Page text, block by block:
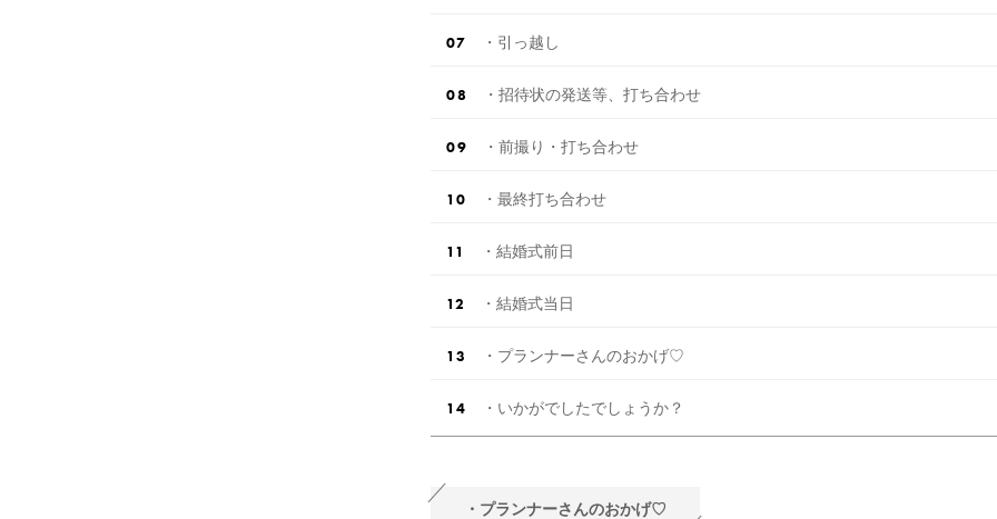
・引っ越し
・招待状の発送等、打ち合わせ
・前撮り・打ち合わせ
・最終打ち合わせ
・結婚式前日
・結婚式当日
・プランナーさんのおかげ♡
・いかがでしたでしょうか？
・プランナーさんのおかげ♡